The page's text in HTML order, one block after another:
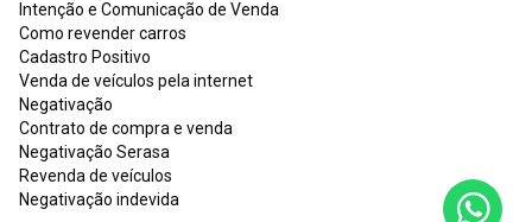
Intenção e Comunicação de Venda
Como revender carros
Cadastro Positivo
Venda de veículos pela internet
Negativação
Contrato de compra e venda
Negativação Serasa
Revenda de veículos
Negativação indevida